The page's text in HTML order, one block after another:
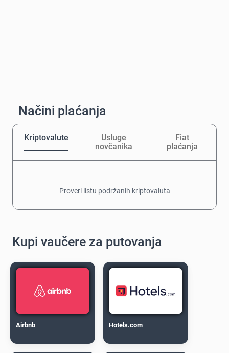
Načini plaćanja
Kriptovalute
Usluge
novčanika
Fiat
plaćanja
Proveri listu podržanih kriptovaluta
Kupi vaučere za putovanja
Airbnb Hotels.com